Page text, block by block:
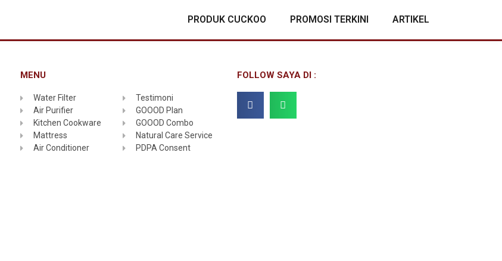
PRODUK CUCKOO PROMOSI TERKINI ARTIKEL
MENU
Water Filter
Air Purifier
Kitchen Cookware
Mattress
Air Conditioner
Testimoni
GOOOD Plan
GOOOD Combo
Natural Care Service
PDPA Consent
FOLLOW SAYA DI :